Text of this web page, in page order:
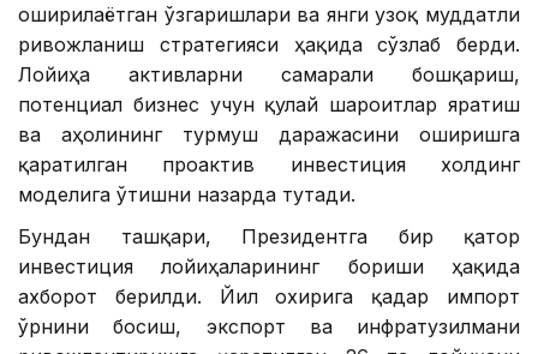
оширилаётган ўзгаришлари ва янги узоқ муддатли
ривожланиш стратегияси ҳақида сўзлаб берди.
Лойиҳа активларни самарали бошқариш,
потенциал бизнес учун қулай шароитлар яратиш
ва аҳолининг турмуш даражасини оширишга
қаратилган проактив инвестиция холдинг
моделига ўтишни назарда тутади.
Бундан ташқари, Президентга бир қатор
инвестиция лойиҳаларининг бориши ҳақида
ахборот берилди. Йил охирига қадар импорт
ўрнини босиш, экспорт ва инфратузилмани